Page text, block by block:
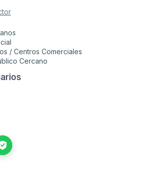
/ Centros Comerciales
Cercano